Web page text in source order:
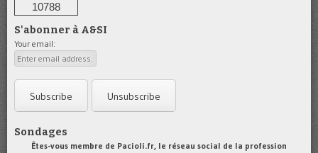
10788
S'abonner à A&SI
Your email:
Sondages
Êtes-vous membre de Pacioli.fr, le réseau social de la profession